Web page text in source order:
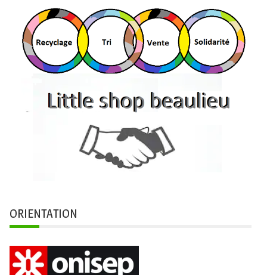
ORIENTATION